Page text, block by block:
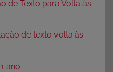
de Texto para Volta às
de texto volta às
ano